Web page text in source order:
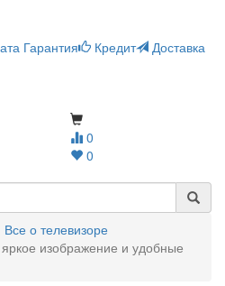
Гарантия Кредит
Доставка
0
0
Все о телевизоре
изображение и удобные